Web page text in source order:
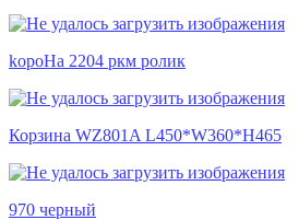
kopoHa 2204 ркм ролик
Корзина WZ801A L450*W360*H465
970 черный